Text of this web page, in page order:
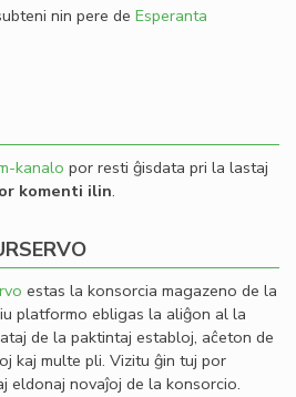
nin pere de Esperanta
kanalo por resti ĝisdata pri la lastaj
komenti ilin.
estas la konsorcia magazeno de la
platformo ebligas la aliĝon al la
de la paktintaj establoj, aĉeton de
kaj multe pli. Vizitu ĝin tuj por
eldonaj novaĵoj de la konsorcio.